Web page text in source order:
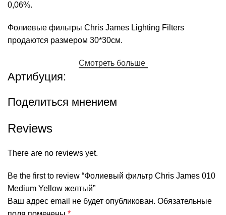
0,06%.
Фолиевые фильтры Chris James Lighting Filters
продаются размером 30*30см.
Смотреть больше
Артибуция:
Поделиться мнением
Reviews
There are no reviews yet.
Be the first to review “Фолиевый фильтр Chris James 010
Medium Yellow желтый”
Ваш адрес email не будет опубликован. Обязательные